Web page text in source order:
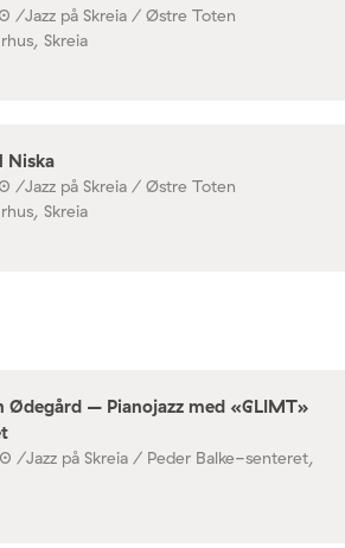
/Jazz på Skreia / Østre Toten
Skreia
Niska
/Jazz på Skreia / Østre Toten
Skreia
Ødegård – Pianojazz med «GLIMT»
/Jazz på Skreia / Peder Balke-senteret,